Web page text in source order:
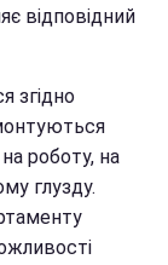
відповідний
згідно
роботу, на
глузду.